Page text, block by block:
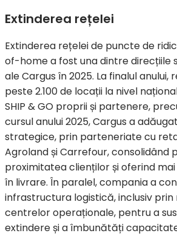
Extinderea rețelei
Extinderea rețelei de puncte de
of-home a fost una dintre direcțiile
ale Cargus în 2025. La finalul anului,
peste 2.100 de locații la nivel
SHIP & GO proprii și partenere,
cursul anului 2025, Cargus a
strategice, prin parteneriate cu
Agroland și Carrefour, consolidând
proximitatea clienților și oferind
în livrare. În paralel, compania a
infrastructura logistică, inclusiv
centrelor operaționale, pentru a
extindere și a îmbunătăți